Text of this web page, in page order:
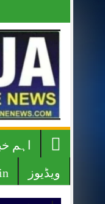
content
اہم
ویڈیوز